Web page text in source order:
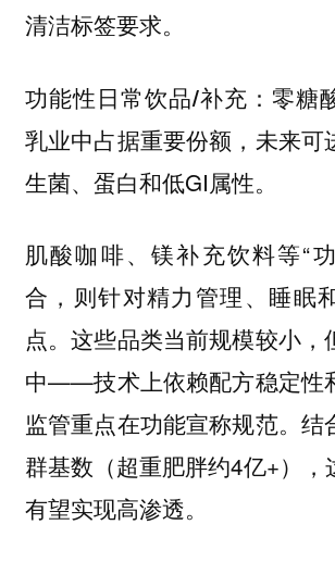
清洁标签要求。
功能性日常饮品/补充 ：零糖
乳业中占据重要份额，未来可
生菌、蛋白和低GI属性。
肌酸咖啡、镁补充饮料等“
合，则针对精力管理、睡眠
点。这些品类当前规模较小，
中——技术上依赖配方稳定性
监管重点在功能宣称规范。结
群基数（超重肥胖约4亿+），
有望实现高渗透。